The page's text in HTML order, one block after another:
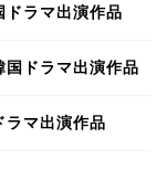
ドラマ出演作品
国ドラマ出演作品
ラマ出演作品